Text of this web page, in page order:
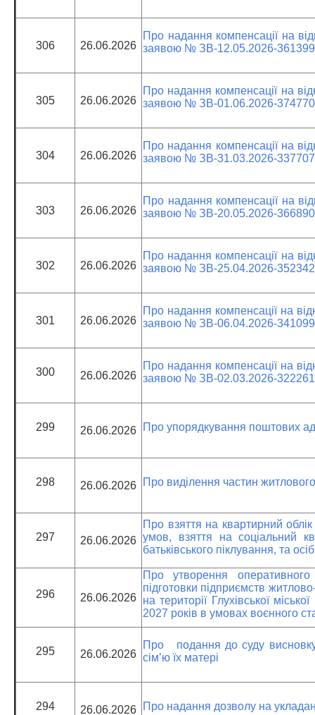
306 26.06.2026
Про надання компенсації на
заявою № ЗВ-12.05.2026-361399
305 26.06.2026
Про надання компенсації на
заявою № ЗВ-01.06.2026-374770
304 26.06.2026
Про надання компенсації на
заявою № ЗВ-31.03.2026-337707
303 26.06.2026
Про надання компенсації на
заявою № ЗВ-20.05.2026-366890
302 26.06.2026
Про надання компенсації на
заявою № ЗВ-25.04.2026-352342
301 26.06.2026
Про надання компенсації на
заявою № ЗВ-06.04.2026-341099
300 26.06.2026
Про надання компенсації на
заявою № ЗВ-02.03.2026-322261
299 26.06.2026 Про упорядкування поштових
298 26.06.2026 Про виділення частин
297 26.06.2026
Про взяття на квартирний
умов, взяття на соціальний
батьківського піклування, та
296 26.06.2026
Про утворення
підготовки підприємств
на території Глухівської
2027 років в умовах воєнного
295 26.06.2026
Про подання до суду висновку
сім’ю їх матері
294 26.06.2026 Про надання дозволу на